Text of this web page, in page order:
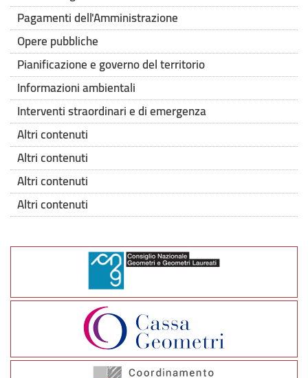
Pagamenti dell'Amministrazione
Opere pubbliche
Pianificazione e governo del territorio
Informazioni ambientali
Interventi straordinari e di emergenza
Altri contenuti
Altri contenuti
Altri contenuti
Altri contenuti